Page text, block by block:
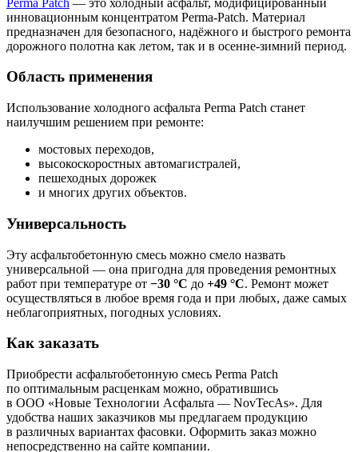
инновационным концентратом Perma‑Patch. Материал
предназначен для безопасного, надёжного и быстрого ремонта
дорожного полотна как летом, так и в осенне‑зимний период.
Область применения
Использование холодного асфальта Perma Patch станет
наилучшим решением при ремонте:
мостовых переходов,
высокоскоростных автомагистралей,
пешеходных дорожек
и многих других объектов.
Универсальность
Эту асфальтобетонную смесь можно смело назвать
универсальной — она пригодна для проведения ремонтных
работ при температуре от −30 °С до +49 °С. Ремонт может
осуществляться в любое время года и при любых, даже самых
неблагоприятных, погодных условиях.
Как заказать
Приобрести асфальтобетонную смесь Perma Patch
по оптимальным расценкам можно, обратившись
в ООО «Новые Технологии Асфальта — NovTecAs». Для
удобства наших заказчиков мы предлагаем продукцию
в различных вариантах фасовки. Оформить заказ можно
непосредственно на сайте компании.